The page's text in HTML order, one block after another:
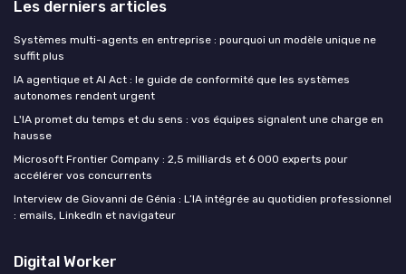
Les derniers articles
Systèmes multi-agents en entreprise : pourquoi un modèle unique ne
suffit plus
IA agentique et AI Act : le guide de conformité que les systèmes
autonomes rendent urgent
L'IA promet du temps et du sens : vos équipes signalent une charge en
hausse
Microsoft Frontier Company : 2,5 milliards et 6 000 experts pour
accélérer vos concurrents
Interview de Giovanni de Génia : L’IA intégrée au quotidien professionnel
: emails, LinkedIn et navigateur
Digital Worker